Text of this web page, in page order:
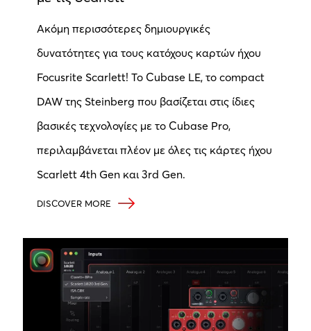
Ακόμη περισσότερες δημιουργικές
δυνατότητες για τους κατόχους καρτών ήχου
Focusrite Scarlett! Το Cubase LE, το compact
DAW της Steinberg που βασίζεται στις ίδιες
βασικές τεχνολογίες με το Cubase Pro,
περιλαμβάνεται πλέον με όλες τις κάρτες ήχου
Scarlett 4th Gen και 3rd Gen.
DISCOVER MORE